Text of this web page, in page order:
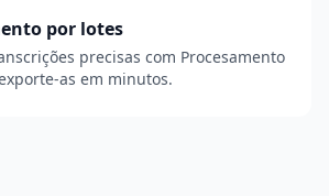
por lotes
precisas com Procesamento
as em minutos.